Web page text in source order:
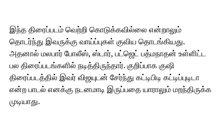
இந்த திரைப்படம் வெற்றி கொடுக்கவில்லை என்றாலும்
தொடர்ந்து இவருக்கு வாய்ப்புகள் குவிய தொடங்கியது.
அதனால் மலபார் போலீஸ், ஸ்டார், பட்ஜெட் பத்மநாதன் உள்ளிட்ட
பல திரைப்படங்களில் நடித்திருந்தார். குறிப்பாக குஷி
திரைப்படத்தில் இவர் விஜயுடன் சேர்ந்து கட்டிபிடி கட்டிப்புடிடா
என்ற பாடல் எனக்கு நடனமாடி இருப்பதை யாராலும் மறந்திருக்க
முடியாது.